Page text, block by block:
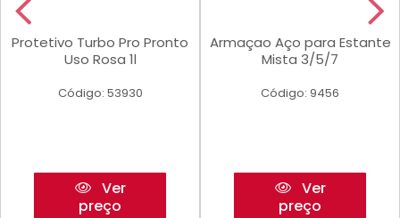
Protetivo Turbo Pro Pronto
Uso Rosa 1l
Código: 53930
Ver
preço
Armaçao Aço para Estante
Mista 3/5/7
Código: 9456
Ver
preço